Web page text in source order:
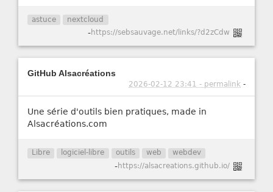
astuce nextcloud
-https://sebsauvage.net/links/?d2zCdw
GitHub Alsacréations
2026-02-12 23:41 - permalink -
Une série d'outils bien pratiques, made in
Alsacréations.com
Libre logiciel-libre outils web webdev
-https://alsacreations.github.io/